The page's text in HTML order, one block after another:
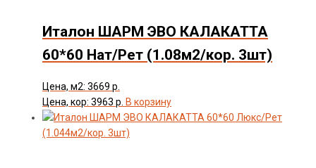
Италон ШАРМ ЭВО КАЛАКАТТА
60*60 Нат/Рет (1.08м2/кор. 3шт)
Цена, м2: 3669 р.
Цена, кор: 3963 р. В корзину